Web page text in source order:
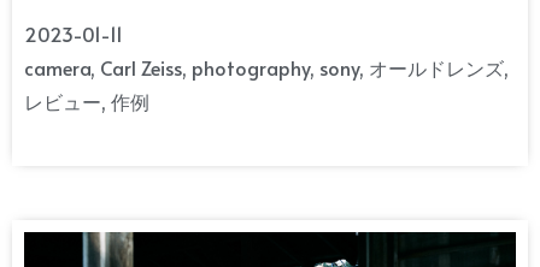
2023-01-11
camera, Carl Zeiss, photography, sony, オールドレンズ,
レビュー, 作例